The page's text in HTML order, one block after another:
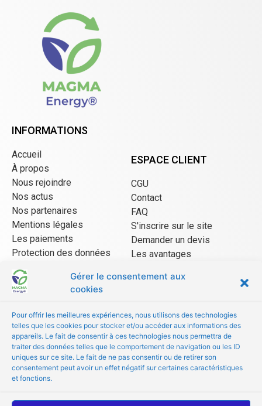
Gérer le consentement aux
cookies
Pour offrir les meilleures expériences, nous utilisons des technologies
telles que les cookies pour stocker et/ou accéder aux informations des
appareils. Le fait de consentir à ces technologies nous permettra de
traiter des données telles que le comportement de navigation ou les ID
uniques sur ce site. Le fait de ne pas consentir ou de retirer son
consentement peut avoir un effet négatif sur certaines caractéristiques
et fonctions.
INFORMATIONS
Accueil
À propos
Nous rejoindre
Nos actus
Nos partenaires
Mentions légales
Les paiements
Protection des données
CGU Mangopay
ESPACE CLIENT
CGU
Contact
FAQ
S'inscrire sur le site
Demander un devis
Les avantages
CGU/CGV
Être référencé
Les avantages
FAQ